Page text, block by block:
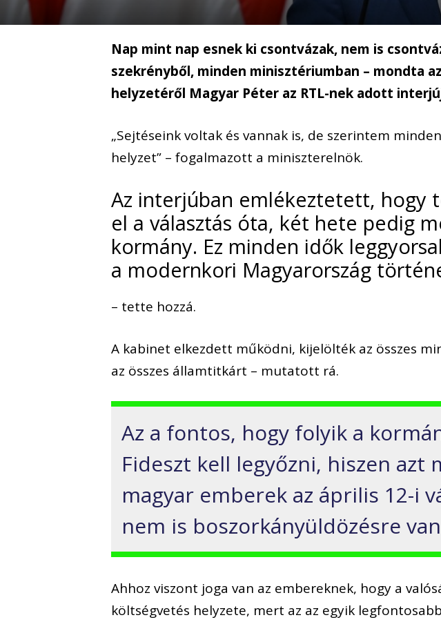
Nap mint nap esnek ki csontvázak, nem is
szekrényből, minden minisztériumban – mondta
helyzetéről Magyar Péter az RTL-nek adott
„Sejtéseink voltak és vannak is, de szerintem
helyzet” – fogalmazott a miniszterelnök.
Az interjúban emlékeztetett, hogy
el a választás óta, két hete pedig
kormány. Ez minden idők
a modernkori Magyarország
– tette hozzá.
A kabinet elkezdett működni, kijelölték az összes
az összes államtitkárt – mutatott rá.
Az a fontos, hogy folyik a
Fideszt kell legyőzni, hiszen azt
magyar emberek az április 12-i
nem is boszorkányüldözésre
Ahhoz viszont joga van az embereknek, hogy a
költségvetés helyzete, mert az az egyik